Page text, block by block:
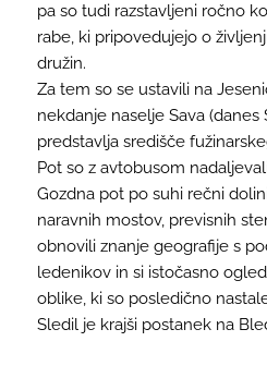
pa so tudi razstavljeni ročno
rabe, ki pripovedujejo o
družin.
Za tem so se ustavili na
nekdanje naselje Sava (danes
predstavlja središče
Pot so z avtobusom
Gozdna pot po suhi rečni
naravnih mostov, previsnih
obnovili znanje geografije s
ledenikov in si istočasno
oblike, ki so posledično
Sledil je krajši postanek na